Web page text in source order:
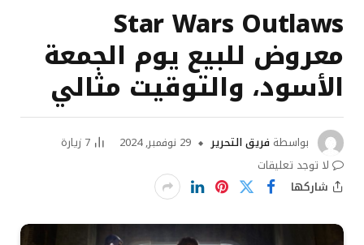
Star Wars Outlaws
معروض للبيع يوم الجمعة
الأسود، والتوقيت مثالي
بواسطة فريق التحرير 29 نوفمبر, 2024 7 زيارة
لا توجد تعليقات
شاركها